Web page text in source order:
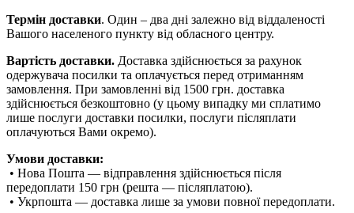
Термін доставки. Один – два дні залежно від віддаленості
Вашого населеного пункту від обласного центру.
Вартість доставки. Доставка здійснюється за рахунок
одержувача посилки та оплачується перед отриманням
замовлення. При замовленні від 1500 грн. доставка
здійснюється безкоштовно (у цьому випадку ми сплатимо
лише послуги доставки посилки, послуги післяплати
оплачуються Вами окремо).
Умови доставки:
• Нова Пошта — відправлення здійснюється після
передоплати 150 грн (решта — післяплатою).
• Укрпошта — доставка лише за умови повної передоплати.